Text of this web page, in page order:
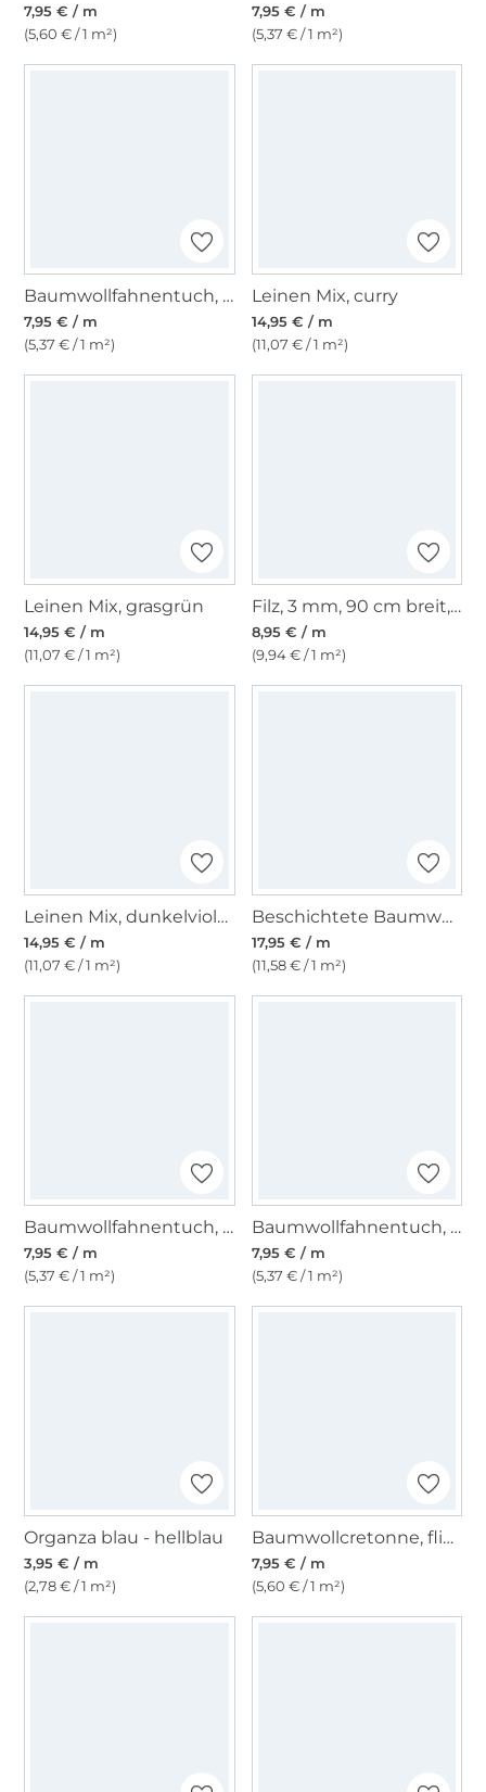
7,95 € / m
(5,60 € / 1 m²)
7,95 € / m
(5,37 € / 1 m²)
Baumwollfahnentuch, moosgrün
7,95 € / m
(5,37 € / 1 m²)
Leinen Mix, curry
14,95 € / m
(11,07 € / 1 m²)
Leinen Mix, grasgrün
14,95 € / m
(11,07 € / 1 m²)
Filz, 3 mm, 90 cm breit, gelb
8,95 € / m
(9,94 € / 1 m²)
Leinen Mix, dunkelviolett
14,95 € / m
(11,07 € / 1 m²)
Beschichtete Baumwolle uni, curry
17,95 € / m
(11,58 € / 1 m²)
Baumwollfahnentuch, apricot
7,95 € / m
(5,37 € / 1 m²)
Baumwollfahnentuch, kiwigrün
7,95 € / m
(5,37 € / 1 m²)
Organza blau - hellblau
3,95 € / m
(2,78 € / 1 m²)
Baumwollcretonne, flieder
7,95 € / m
(5,60 € / 1 m²)